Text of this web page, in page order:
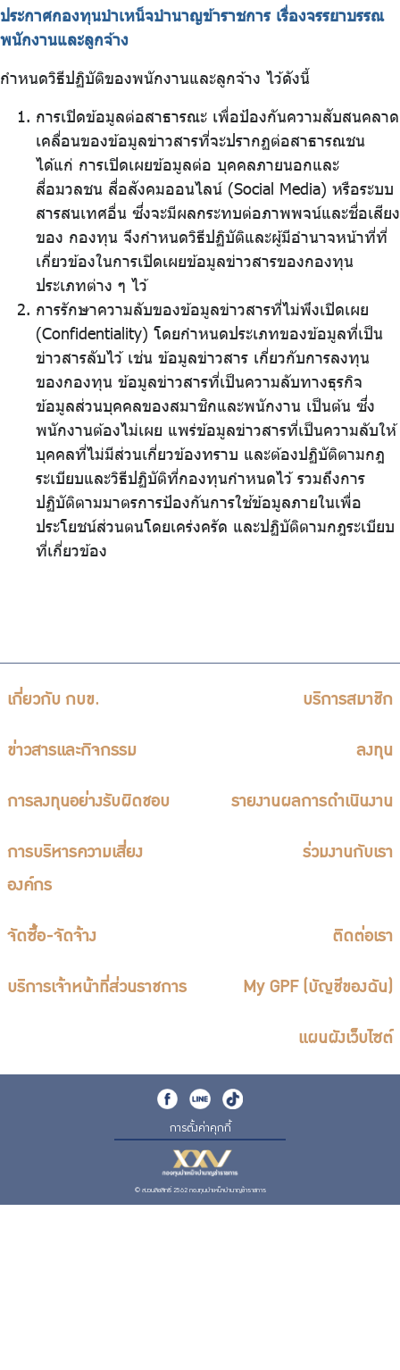
ประกาศกองทุนบำเหน็จบำนาญข้าราชการ เรื่องจรรยาบรรณ
พนักงานและลูกจ้าง
กำหนดวิธีปฏิบัติของพนักงานและลูกจ้าง ไว้ดังนี้
การเปิดข้อมูลต่อสาธารณะ เพื่อป้องกันความสับสนคลาด
เคลื่อนของข้อมูลข่าวสารที่จะปรากฏต่อสาธารณชน
ได้แก่ การเปิดเผยข้อมูลต่อ บุคคลภายนอกและ
สื่อมวลชน สื่อสังคมออนไลน์ (Social Media) หรือระบบ
สารสนเทศอื่น ซึ่งจะมีผลกระทบต่อภาพพจน์และชื่อเสียง
ของ กองทุน จึงกำหนดวิธีปฏิบัติและผู้มีอำนาจหน้าที่ที่
เกี่ยวข้องในการเปิดเผยข้อมูลข่าวสารของกองทุน
ประเภทต่าง ๆ ไว้
การรักษาความลับของข้อมูลข่าวสารที่ไม่พึงเปิดเผย
(Confidentiality) โดยกำหนดประเภทของข้อมูลที่เป็น
ข่าวสารลับไว้ เช่น ข้อมูลข่าวสาร เกี่ยวกับการลงทุน
ของกองทุน ข้อมูลข่าวสารที่เป็นความลับทางธุรกิจ
ข้อมูลส่วนบุคคลของสมาชิกและพนักงาน เป็นต้น ซึ่ง
พนักงานต้องไม่เผย แพร่ข้อมูลข่าวสารที่เป็นความลับให้
บุคคลที่ไม่มีส่วนเกี่ยวข้องทราบ และต้องปฏิบัติตามกฎ
ระเบียบและวิธีปฏิบัติที่กองทุนกำหนดไว้ รวมถึงการ
ปฏิบัติตามมาตรการป้องกันการใช้ข้อมูลภายในเพื่อ
ประโยชน์ส่วนตนโดยเคร่งครัด และปฏิบัติตามกฎระเบียบ
ที่เกี่ยวข้อง
เกี่ยวกับ กบข. บริการสมาชิก
ข่าวสารและกิจกรรม ลงทุน
การลงทุนอย่างรับผิดชอบ รายงานผลการดำเนินงาน
การบริหารความเสี่ยง
องค์กร
ร่วมงานกับเรา
จัดซื้อ-จัดจ้าง ติดต่อเรา
บริการเจ้าหน้าที่ส่วนราชการ My GPF (บัญชีของฉัน)
แผนผังเว็บไซต์
การตั้งค่าคุกกี้
© สงวนลิขสิทธิ์ 2562 กองทุนบำเหน็จบำนาญข้าราชการ